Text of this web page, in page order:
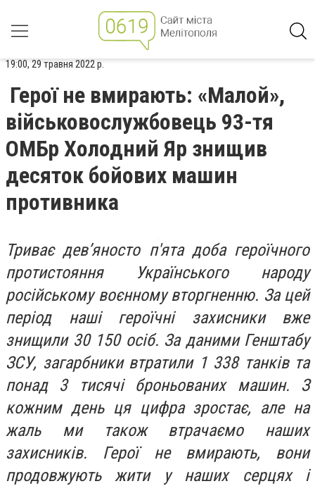
19:00, 29 травня 2022 р.
Герої не вмирають: «Малой»,
військовослужбовець 93-тя
ОМБр Холодний Яр знищив
десяток бойових машин
противника
Триває дев’яносто п'ята доба героїчного
протистояння Українського народу
російському воєнному вторгненню. За цей
період наші героїчні захисники вже
знищили 30 150 осіб. За даними Генштабу
ЗСУ, загарбники втратили 1 338 танків та
понад 3 тисячі броньованих машин. З
кожним день ця цифра зростає, але на
жаль ми також втрачаємо наших
захисників. Герої не вмирають, вони
продовжують жити у наших серцях і